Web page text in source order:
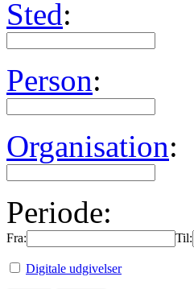
Sted:
Person:
Organisation:
Periode:
Fra: Til:
Digitale udgivelser